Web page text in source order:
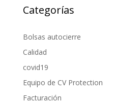
Categorías
Bolsas autocierre
Calidad
covid19
Equipo de CV Protection
Facturación